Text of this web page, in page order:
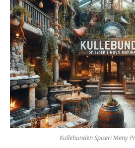
Kullebunden Spiseri Meny